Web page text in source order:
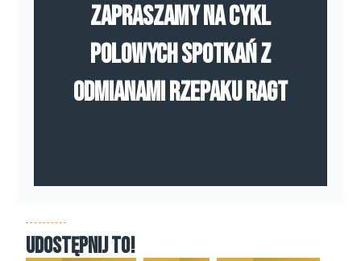
Zapraszamy na cykl
polowych spotkań z
odmianami rzepaku RAGT
Udostępnij to!